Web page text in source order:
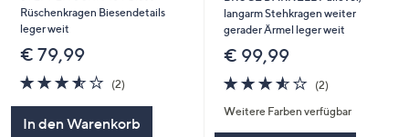
Rüschenkragen Biesendetails
leger weit
€ 79,99
3.5
von
(2)
In den Warenkorb
langarm Stehkragen weiter
gerader Ärmel leger weit
€ 99,99
3.5
von
5
(2)
Weitere Farben verfügbar